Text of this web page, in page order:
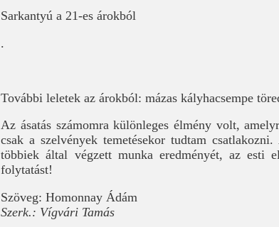
Sarkantyú a 21-es árokból
.
További leletek az árokból: mázas kályhacsempe
Az ásatás számomra különleges élmény volt,
csak a szelvények temetésekor tudtam
többiek által végzett munka eredményét, az esti
folytatást!
Szöveg: Homonnay Ádám
Szerk.: Vígvári Tamás